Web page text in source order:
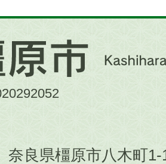
良県橿原市八木町1-